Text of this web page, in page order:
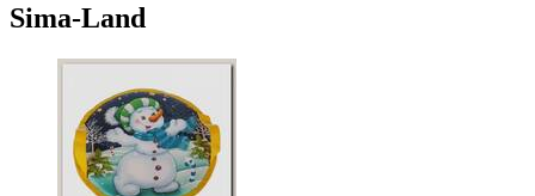
Sima-Land